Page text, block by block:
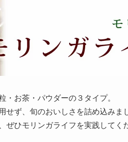
・お茶・パウダーの３タイプ。
ず、旬のおいしさを詰め込みま
ぜひモリンガライフを実践してく